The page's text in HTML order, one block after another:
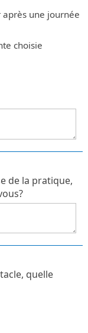
après une journée
choisie
de la pratique,
quelle